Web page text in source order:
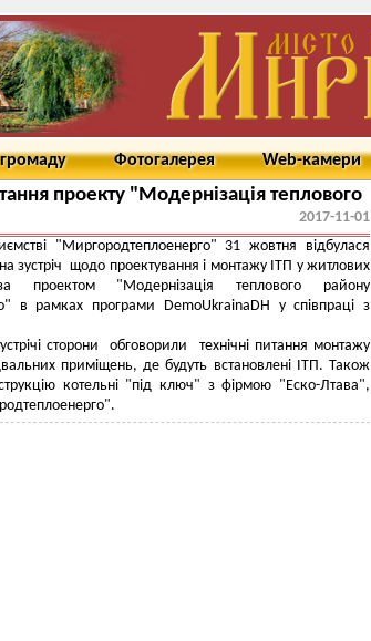
Фотогалерея Web-камери
проекту "Модернізація теплового
2017-11-01
"Миргородтеплоенерго" 31 жовтня відбулася
зустріч щодо проектування і монтажу ІТП у житлових
проектом "Модернізація теплового району
в рамках програми DemoUkrainaDH у співпраці з
сторони обговорили технічні питання монтажу
приміщень, де будуть встановлені ІТП. Також
котельні "під ключ" з фірмою "Еско-Лтава",